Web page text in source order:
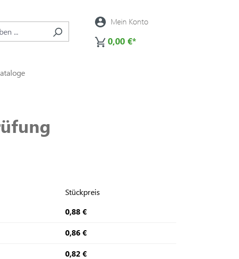
Mein Konto
0,00 €*
Stückpreis
0,88 €
0,86 €
0,82 €